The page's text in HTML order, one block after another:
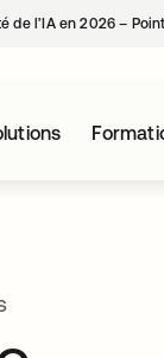
de l’IA en 2026 –